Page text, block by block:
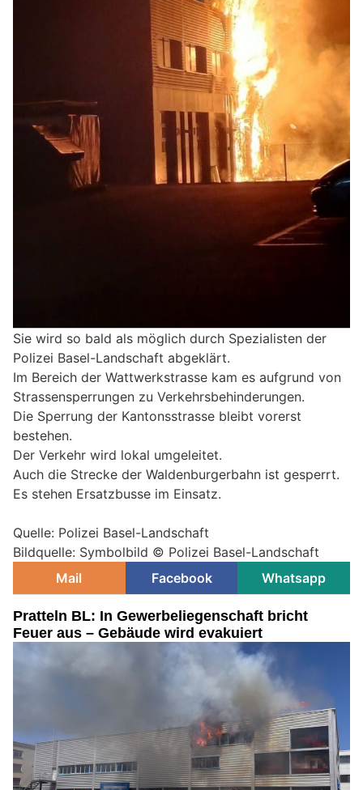
Sie wird so bald als möglich durch Spezialisten der
Polizei Basel-Landschaft abgeklärt.
Im Bereich der Wattwerkstrasse kam es aufgrund von
Strassensperrungen zu Verkehrsbehinderungen.
Die Sperrung der Kantonsstrasse bleibt vorerst
bestehen.
Der Verkehr wird lokal umgeleitet.
Auch die Strecke der Waldenburgerbahn ist gesperrt.
Es stehen Ersatzbusse im Einsatz.
Quelle: Polizei Basel-Landschaft
Bildquelle: Symbolbild © Polizei Basel-Landschaft
Mail
Facebook Whatsapp
Pratteln BL: In Gewerbeliegenschaft bricht
Feuer aus – Gebäude wird evakuiert